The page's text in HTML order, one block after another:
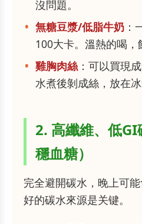
沒問題。
無糖豆漿/低脂牛奶 ：
100大卡。溫熱的喝，
雞胸肉絲：可以買現
水煮後剝成絲，放在冰
2. 高纖維、低
穩血糖）
完全避開碳水，晚上可
好的碳水來源是关键。